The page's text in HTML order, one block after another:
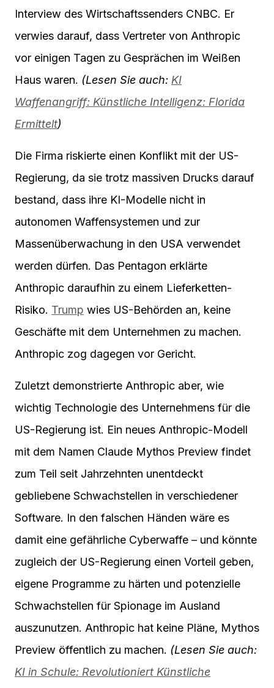
Interview des Wirtschaftssenders CNBC. Er
verwies darauf, dass Vertreter von Anthropic
vor einigen Tagen zu Gesprächen im Weißen
Haus waren. (Lesen Sie auch: KI
Waffenangriff: Künstliche Intelligenz: Florida
Ermittelt)
Die Firma riskierte einen Konflikt mit der US-
Regierung, da sie trotz massiven Drucks darauf
bestand, dass ihre KI-Modelle nicht in
autonomen Waffensystemen und zur
Massenüberwachung in den USA verwendet
werden dürfen. Das Pentagon erklärte
Anthropic daraufhin zu einem Lieferketten-
Risiko. Trump wies US-Behörden an, keine
Geschäfte mit dem Unternehmen zu machen.
Anthropic zog dagegen vor Gericht.
Zuletzt demonstrierte Anthropic aber, wie
wichtig Technologie des Unternehmens für die
US-Regierung ist. Ein neues Anthropic-Modell
mit dem Namen Claude Mythos Preview findet
zum Teil seit Jahrzehnten unentdeckt
gebliebene Schwachstellen in verschiedener
Software. In den falschen Händen wäre es
damit eine gefährliche Cyberwaffe – und könnte
zugleich der US-Regierung einen Vorteil geben,
eigene Programme zu härten und potenzielle
Schwachstellen für Spionage im Ausland
auszunutzen. Anthropic hat keine Pläne, Mythos
Preview öffentlich zu machen. (Lesen Sie auch:
KI in Schule: Revolutioniert Künstliche